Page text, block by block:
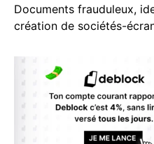
Documents frauduleux,
création de sociétés-